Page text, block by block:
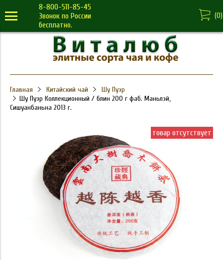
8-800-511-85-45
Звонок по России
бесплатно.
(0)
Главная Китайский чай
Шу Пуэр
Шу Пуэр Коллекционный / блин 200 г фаб. Маньлэй,
Сишуанбаньна 2013 г.
товар отсутствует